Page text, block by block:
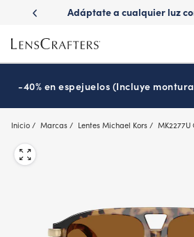
main
content
con
Adáptate a cualquier luz
-40% en espejuelos (Incluye
Inicio Marcas Lentes Michael Kors MK2277U